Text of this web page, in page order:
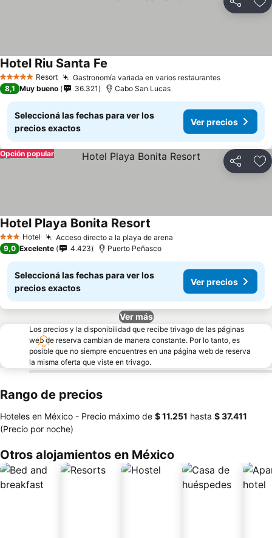
Compartir
5 Estrellas Resort Gastronomía variada en varios restaurantes
Hotel Riu Santa Fe
8,1 Muy bueno 36.321 Cabo San Lucas
Seleccioná las fechas para ver los
precios exactos
Ver precios
Compartir
Opción popular
3 Estrellas
Hotel Acceso directo a la playa de arena
Hotel Playa Bonita Resort
9,0 Excelente 4.423 Puerto Peñasco
Seleccioná las fechas para ver los
precios exactos
Ver precios
Ver más
Los precios y la disponibilidad que recibe trivago de las páginas
web de reserva cambian de manera constante. Por lo tanto, es
posible que no siempre encuentres en una página web de reserva
la misma oferta que viste en trivago.
Rango de precios
Hoteles en México - Precio máximo de ‎$ 11.251 hasta ‎$ 37.411
(Precio por noche)
Otros alojamientos en México